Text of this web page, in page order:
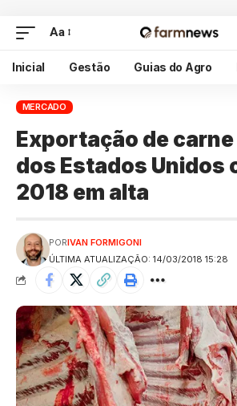
Aa
Inicial Gestão Guias do Agro
MERCADO
Exportação de
dos Estados Unidos
2018 em alta
ÚLTIMA ATUALIZAÇÃO: 14/03/2018 15:28
PORIVAN FORMIGONI